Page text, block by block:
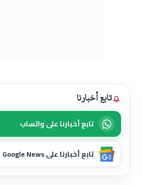
تابع أخبارنا
تابع أخبارنا على واتساب
تابع أخبارنا على Google News